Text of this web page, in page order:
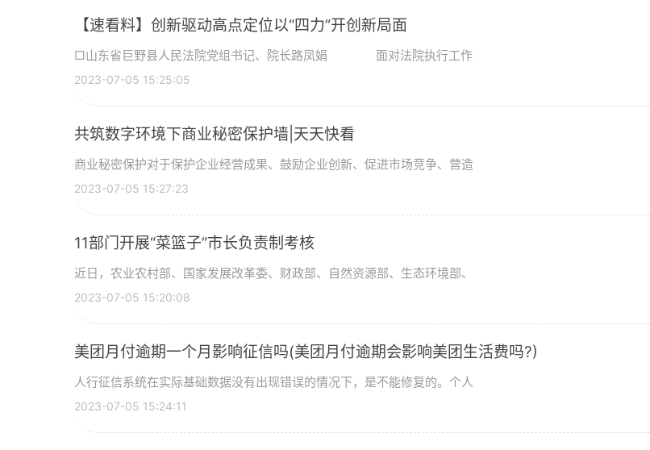
【速看料】创新驱动高点定位以“四力”开创新局面
□山东省巨野县人民法院党组书记、院长路凤娟 面对法院执行工作
2023-07-05 15:25:05
共筑数字环境下商业秘密保护墙|天天快看
商业秘密保护对于保护企业经营成果、鼓励企业创新、促进市场竞争、营造
2023-07-05 15:27:23
11部门开展“菜篮子”市长负责制考核
近日，农业农村部、国家发展改革委、财政部、自然资源部、生态环境部、
2023-07-05 15:20:08
美团月付逾期一个月影响征信吗(美团月付逾期会影响美团生活费吗?)
人行征信系统在实际基础数据没有出现错误的情况下，是不能修复的。个人
2023-07-05 15:24:11